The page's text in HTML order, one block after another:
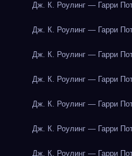
Дж. К. Роулинг — Гарри
Дж. К. Роулинг — Гарри
Дж. К. Роулинг — Гарри
Дж. К. Роулинг — Гарри
Дж. К. Роулинг — Гарри
Дж. К. Роулинг — Гарри
Дж. К. Роулинг — Гарри